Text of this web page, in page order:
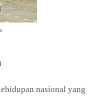
nasional yang